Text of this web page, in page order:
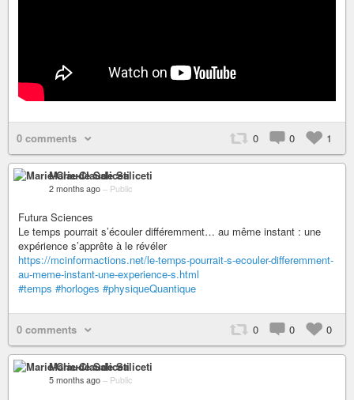
0 comments 0 0 1
Marie-Claude Saliceti
2 months ago – Public
Futura Sciences
Le temps pourrait s’écouler différemment… au même instant : une
expérience s’apprête à le révéler
https://mcinformactions.net/le-temps-pourrait-s-ecouler-differemment-
au-meme-instant-une-experience-s.html
#temps #horloges #physiqueQuantique
0 comments 0 0 0
Marie-Claude Saliceti
5 months ago – Public